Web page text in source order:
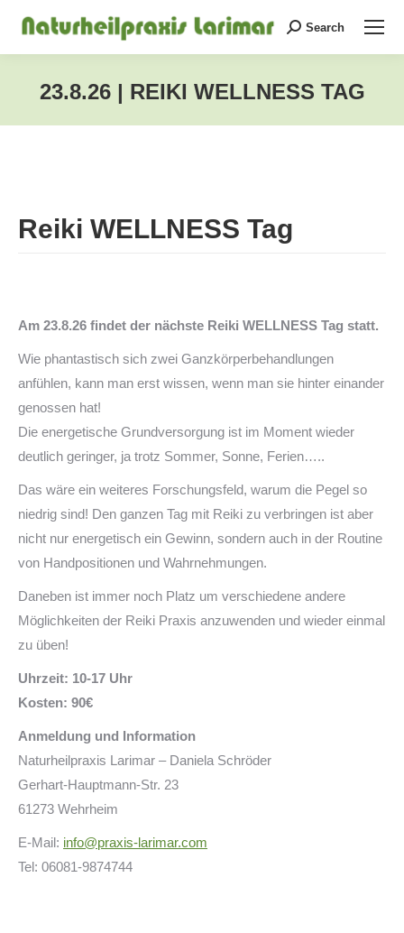
Search:
Search
23.8.26 | REIKI WELLNESS TAG
Reiki WELLNESS Tag
Am 23.8.26 findet der nächste Reiki WELLNESS Tag statt.
Wie phantastisch sich zwei Ganzkörperbehandlungen
anfühlen, kann man erst wissen, wenn man sie hinter einander
genossen hat!
Die energetische Grundversorgung ist im Moment wieder
deutlich geringer, ja trotz Sommer, Sonne, Ferien…..
Das wäre ein weiteres Forschungsfeld, warum die Pegel so
niedrig sind! Den ganzen Tag mit Reiki zu verbringen ist aber
nicht nur energetisch ein Gewinn, sondern auch in der Routine
von Handpositionen und Wahrnehmungen.
Daneben ist immer noch Platz um verschiedene andere
Möglichkeiten der Reiki Praxis anzuwenden und wieder einmal
zu üben!
Uhrzeit: 10-17 Uhr
Kosten: 90€
Anmeldung und Information
Naturheilpraxis Larimar – Daniela Schröder
Gerhart-Hauptmann-Str. 23
61273 Wehrheim
E-Mail: info@praxis-larimar.com
Tel: 06081-9874744